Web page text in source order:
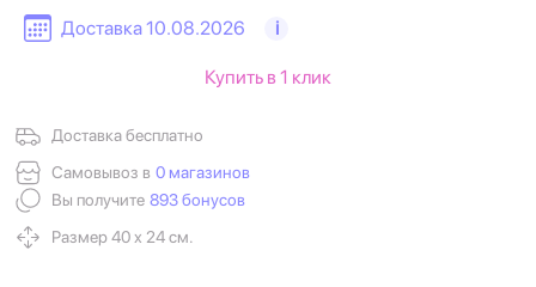
Доставка 10.08.2026 i
Доставка бесплатно
Самовывоз в 0 магазинов
Вы получите 893 бонусов
Размер 40 х 24 см.
Купить в 1 клик